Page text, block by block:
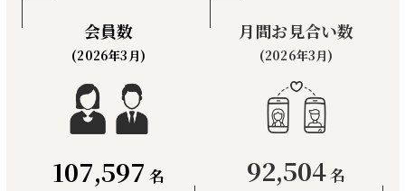
会員数
(2026年3月)
107,597 名
月間お見合い数
(2026年3月)
92,504名